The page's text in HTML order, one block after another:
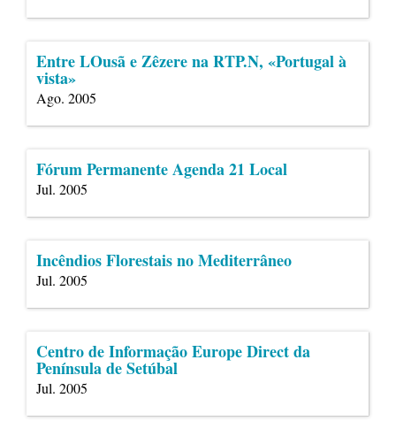
Entre LOusã e Zêzere na RTP.N, «Portugal à
vista»
Ago. 2005
Fórum Permanente Agenda 21 Local
Jul. 2005
Incêndios Florestais no Mediterrâneo
Jul. 2005
Centro de Informação Europe Direct da
Península de Setúbal
Jul. 2005